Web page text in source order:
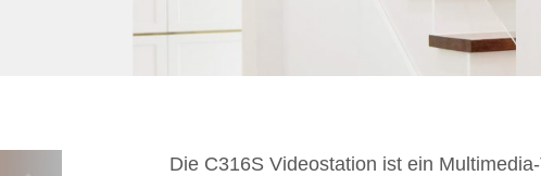
Die C316S Videostation ist ein